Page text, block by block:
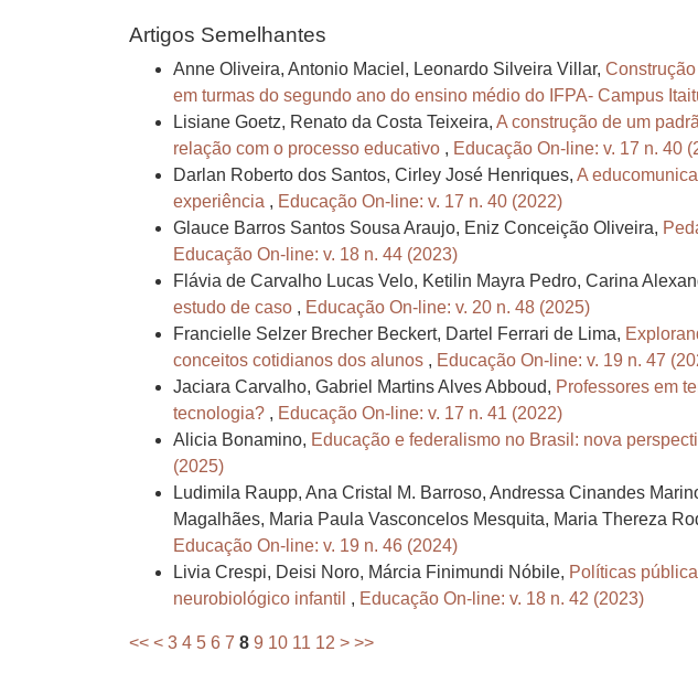
Artigos Semelhantes
Anne Oliveira, Antonio Maciel, Leonardo Silveira Villar,
em turmas do segundo ano do ensino médio do IFPA- Campus
Lisiane Goetz, Renato da Costa Teixeira, A construção de um
relação com o processo educativo , Educação On-line: v. 17 n. 40
Darlan Roberto dos Santos, Cirley José Henriques, A
experiência , Educação On-line: v. 17 n. 40 (2022)
Glauce Barros Santos Sousa Araujo, Eniz Conceição Oliveira,
Educação On-line: v. 18 n. 44 (2023)
Flávia de Carvalho Lucas Velo, Ketilin Mayra Pedro, Carina
estudo de caso , Educação On-line: v. 20 n. 48 (2025)
Francielle Selzer Brecher Beckert, Dartel Ferrari de Lima,
conceitos cotidianos dos alunos , Educação On-line: v. 19 n. 47
Jaciara Carvalho, Gabriel Martins Alves Abboud, Professores em
tecnologia? , Educação On-line: v. 17 n. 41 (2022)
Alicia Bonamino, Educação e federalismo no Brasil: nova
(2025)
Ludimila Raupp, Ana Cristal M. Barroso, Andressa Cinandes
Magalhães, Maria Paula Vasconcelos Mesquita, Maria Thereza
Educação On-line: v. 19 n. 46 (2024)
Livia Crespi, Deisi Noro, Márcia Finimundi Nóbile, Políticas
neurobiológico infantil , Educação On-line: v. 18 n. 42 (2023)
<< < 3 4 5 6 7 8 9 10 11 12 > >>